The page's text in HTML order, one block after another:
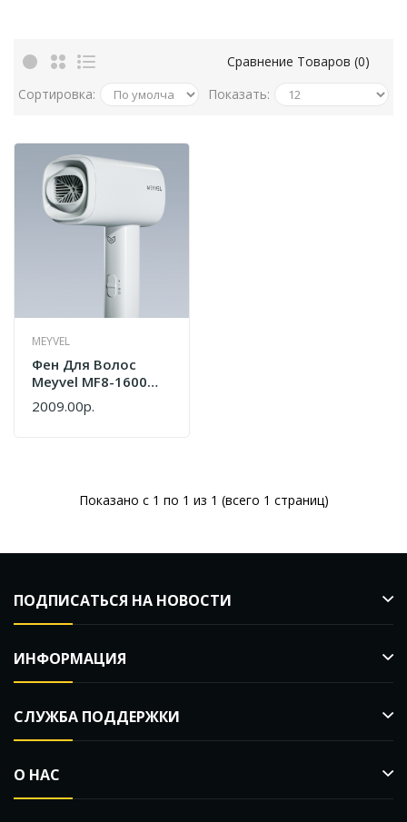
Сравнение Товаров (0)
Сортировка:
Показать:
MEYVEL
Фен Для Волос
Meyvel MF8-1600
White
2009.00р.
Показано с 1 по 1 из 1 (всего 1 страниц)
ПОДПИСАТЬСЯ НА НОВОСТИ
ИНФОРМАЦИЯ
СЛУЖБА ПОДДЕРЖКИ
О НАС